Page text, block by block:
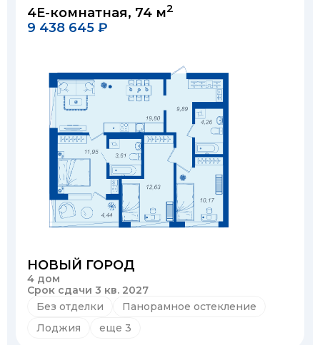
4Е-комнатная, 74 м2
9 438 645 ₽
НОВЫЙ ГОРОД
4 дом
Срок сдачи 3 кв. 2027
Без отделки
Панорамное остекление
Лоджия
еще 3